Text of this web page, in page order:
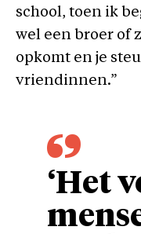
school, toen ik
wel een broer of
opkomt en je
vriendinnen.”
‘Het